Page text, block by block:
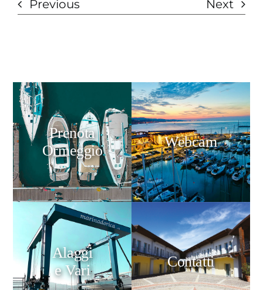
Previous Next
Prenota
Ormeggio
Webcam
Alaggi
e Vari
Contatti